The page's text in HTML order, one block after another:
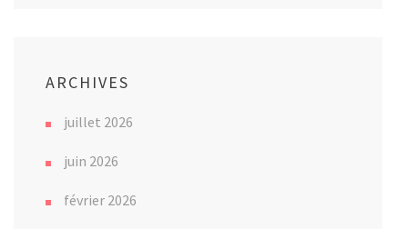
ARCHIVES
juillet 2026
juin 2026
février 2026